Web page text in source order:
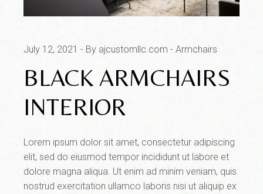
July 12, 2021 By ajcustomllc.com Armchairs
BLACK ARMCHAIRS
INTERIOR
Lorem ipsum dolor sit amet, consectetur adipiscing
elit, sed do eiusmod tempor incididunt ut labore et
dolore magna aliqua. Ut enim ad minim veniam, quis
nostrud exercitation ullamco laboris nisi ut aliquip ex